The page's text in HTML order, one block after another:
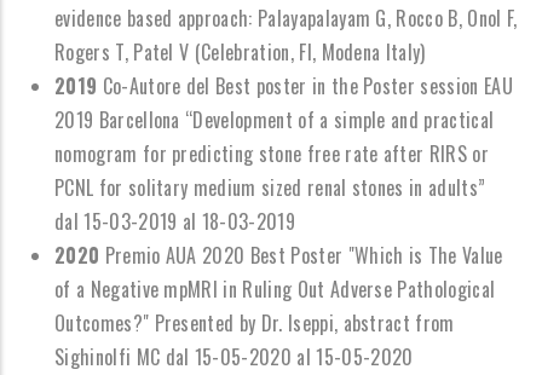
evidence based approach: Palayapalayam G, Rocco B, Onol F,
Rogers T, Patel V (Celebration, Fl, Modena Italy)
2019 Co-Autore del Best poster in the Poster session EAU
2019 Barcellona “Development of a simple and practical
nomogram for predicting stone free rate after RIRS or
PCNL for solitary medium sized renal stones in adults”
dal 15-03-2019 al 18-03-2019
2020 Premio AUA 2020 Best Poster "Which is The Value
of a Negative mpMRI in Ruling Out Adverse Pathological
Outcomes?" Presented by Dr. Iseppi, abstract from
Sighinolfi MC dal 15-05-2020 al 15-05-2020